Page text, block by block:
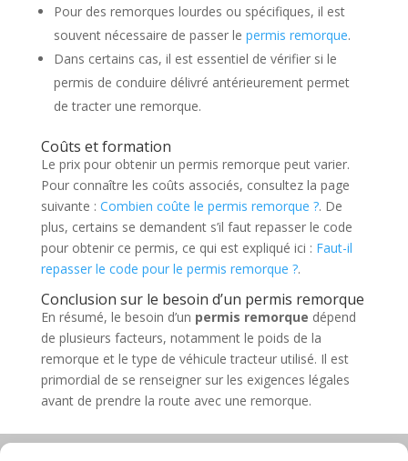
Pour des remorques lourdes ou spécifiques, il est
souvent nécessaire de passer le permis remorque.
Dans certains cas, il est essentiel de vérifier si le
permis de conduire délivré antérieurement permet
de tracter une remorque.
Coûts et formation
Le prix pour obtenir un permis remorque peut varier.
Pour connaître les coûts associés, consultez la page
suivante : Combien coûte le permis remorque ?. De
plus, certains se demandent s’il faut repasser le code
pour obtenir ce permis, ce qui est expliqué ici : Faut-il
repasser le code pour le permis remorque ?.
Conclusion sur le besoin d’un permis remorque
En résumé, le besoin d’un permis remorque dépend
de plusieurs facteurs, notamment le poids de la
remorque et le type de véhicule tracteur utilisé. Il est
primordial de se renseigner sur les exigences légales
avant de prendre la route avec une remorque.